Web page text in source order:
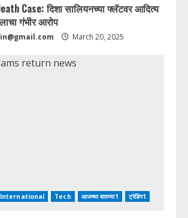
Case: दिशा सालियनच्या फ्लॅटवर आदित्य
गंभीर आरोप
March 20, 2025
International Tech आजच्या बातम्या1 ट्रेडिंग1